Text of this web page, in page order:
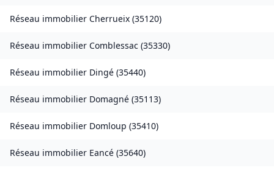
Réseau immobilier Cherrueix (35120)
Réseau immobilier Comblessac (35330)
Réseau immobilier Dingé (35440)
Réseau immobilier Domagné (35113)
Réseau immobilier Domloup (35410)
Réseau immobilier Eancé (35640)